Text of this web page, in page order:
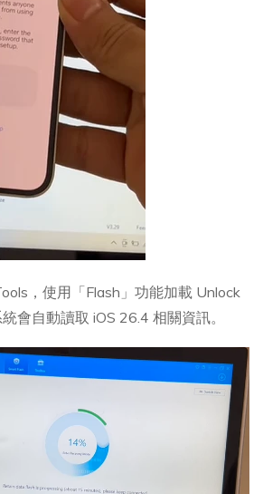
，使用「Flash」功能加載 Unlock
會自動讀取 iOS 26.4 相關資訊。